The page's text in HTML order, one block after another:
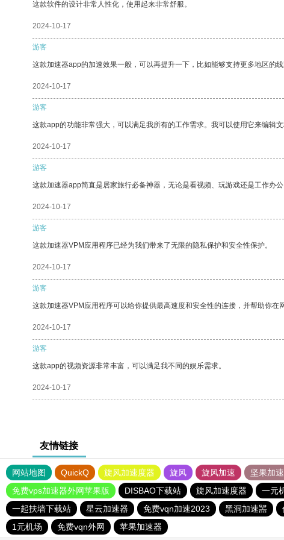
这款软件的设计非常人性化，使用起来非常舒服。
2024-10-17
游客
这款加速器app的加速效果一般，可以再提升一下，比如能够支持更多地区的线
2024-10-17
游客
这款app的功能非常强大，可以满足我所有的工作需求。我可以使用它来编辑
2024-10-17
游客
这款加速器app简直是居家旅行必备神器，无论是看视频、玩游戏还是工作办
2024-10-17
游客
这款加速器VPM应用程序已经为我们带来了无限的隐私保护和安全性保护。
2024-10-17
游客
这款加速器VPM应用程序可以给你提供最高速度和安全性的连接，并帮助你在
2024-10-17
游客
这款app的视频资源非常丰富，可以满足我不同的娱乐需求。
2024-10-17
友情链接
网站地图 QuickQ 旋风加速度器 旋风 旋风加速 坚果加
免费vps加速器外网苹果版
DISBAO下载站 旋风加速度器 一元
一起扶墙下载站
星云加速器 免费vqn加速2023 黑洞加速噐
1元机场
免费vqn外网 苹果加速器